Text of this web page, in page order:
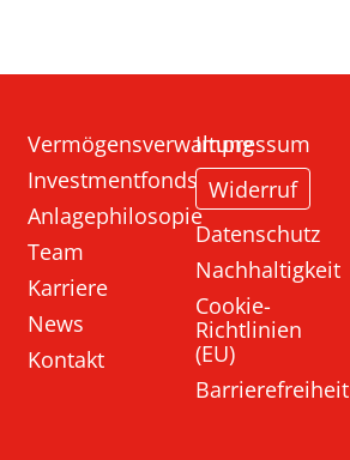
Vermögensverwaltung
Investmentfonds
Anlagephilosopie
Team
Karriere
News
Kontakt
Impressum
Widerruf
Datenschutz
Nachhaltigkeit
Cookie-
Richtlinien
(EU)
Barrierefreiheit